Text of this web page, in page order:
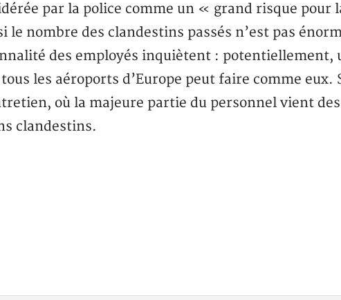
par la police comme un « grand risque pour
nombre des clandestins passés n’est pas
des employés inquiètent : potentiellement,
les aéroports d’Europe peut faire comme eux.
où la majeure partie du personnel vient des
clandestins.